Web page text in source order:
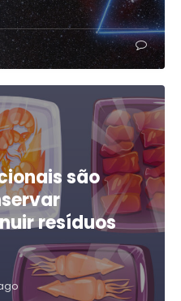
são
resíduos